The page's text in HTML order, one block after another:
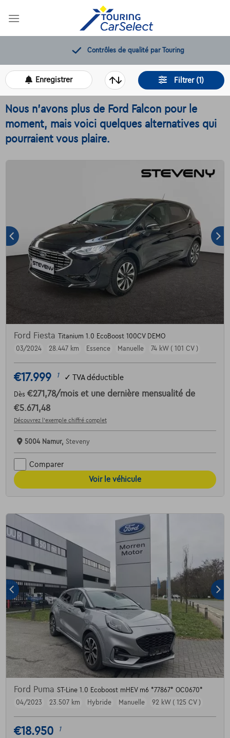
Contrôles de qualité par Touring
Filtrer (1)
Enregistrer
Nous n'avons plus de Ford Falcon pour le
moment, mais voici quelques alternatives qui
pourraient vous plaire.
Ford Fiesta
Titanium 1.0 EcoBoost 100CV DEMO
03/2024
28.447 km Essence Manuelle 74 kW ( 101 CV )
€17.999 1 ✓ TVA déductible
Dès €271,78/mois et une dernière mensualité de
€5.671,48
Découvrez l’exemple chiffré complet
5004 Namur, Steveny
Comparer
Voir le véhicule
Ford Puma ST-Line 1.0 Ecoboost mHEV m6 *77867* OC0670*
04/2023
23.507 km Hybride Manuelle 92 kW ( 125 CV )
€18.950 1